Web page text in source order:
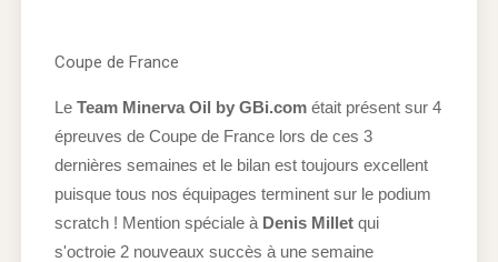
Coupe de France
Le Team Minerva Oil by GBi.cométait présent sur 4
épreuves de Coupe de France lors de ces 3
dernières semaines et le bilan est toujours excellent
puisque tous nos équipages terminent sur le podium
scratch ! Mention spéciale à Denis Milletqui
s'octroie 2 nouveaux succès à une semaine